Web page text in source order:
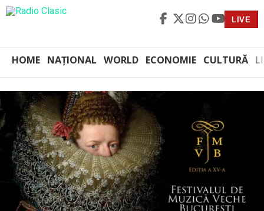
LIVE
HOME NAȚIONAL WORLD ECONOMIE CULTURĂ